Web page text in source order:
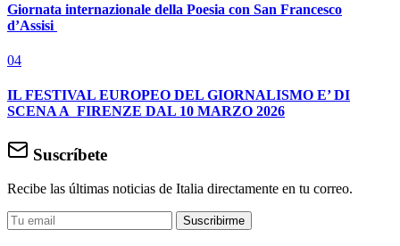
Giornata internazionale della Poesia con San Francesco
d’Assisi
04
IL FESTIVAL EUROPEO DEL GIORNALISMO E’ DI
SCENA A FIRENZE DAL 10 MARZO 2026
Suscríbete
Recibe las últimas noticias de Italia directamente en tu correo.
Suscribirme